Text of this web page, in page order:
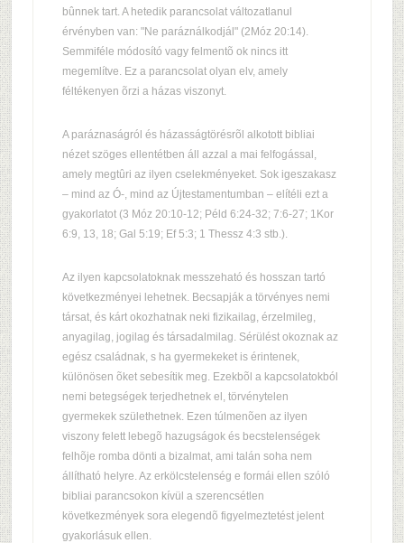
bûnnek tart. A hetedik parancsolat változatlanul
érvényben van: "Ne paráználkodjál" (2Móz 20:14).
Semmiféle módosító vagy felmentõ ok nincs itt
megemlítve. Ez a parancsolat olyan elv, amely
féltékenyen õrzi a házas viszonyt.
A paráznaságról és házasságtörésrõl alkotott bibliai
nézet szöges ellentétben áll azzal a mai felfogással,
amely megtûri az ilyen cselekményeket. Sok igeszakasz
– mind az Ó-, mind az Újtestamentumban – elítéli ezt a
gyakorlatot (3 Móz 20:10-12; Péld 6:24-32; 7:6-27; 1Kor
6:9, 13, 18; Gal 5:19; Ef 5:3; 1 Thessz 4:3 stb.).
Az ilyen kapcsolatoknak messzeható és hosszan tartó
következményei lehetnek. Becsapják a törvényes nemi
társat, és kárt okozhatnak neki fizikailag, érzelmileg,
anyagilag, jogilag és társadalmilag. Sérülést okoznak az
egész családnak, s ha gyermekeket is érintenek,
különösen õket sebesítik meg. Ezekbõl a kapcsolatokból
nemi betegségek terjedhetnek el, törvénytelen
gyermekek születhetnek. Ezen túlmenõen az ilyen
viszony felett lebegõ hazugságok és becstelenségek
felhõje romba dönti a bizalmat, ami talán soha nem
állítható helyre. Az erkölcstelenség e formái ellen szóló
bibliai parancsokon kívül a szerencsétlen
következmények sora elegendõ figyelmeztetést jelent
gyakorlásuk ellen.